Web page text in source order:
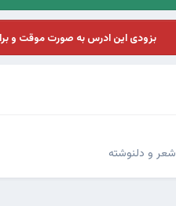
بزودی این ادرس به صورت موقت و
شعر و دلنوشته